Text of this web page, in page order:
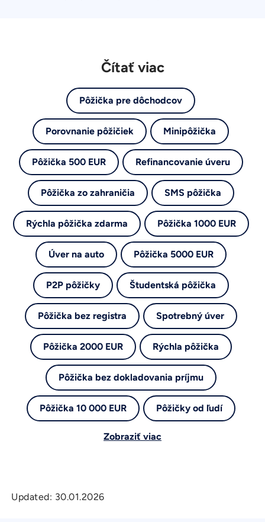
Čítať viac
Pôžička pre dôchodcov
Porovnanie pôžičiek Minipôžička
Pôžička 500 EUR Refinancovanie úveru
Pôžička zo zahraničia SMS pôžička
Rýchla pôžička zdarma Pôžička 1000 EUR
Úver na auto Pôžička 5000 EUR
P2P pôžičky Študentská pôžička
Pôžička bez registra Spotrebný úver
Pôžička 2000 EUR Rýchla pôžička
Pôžička bez dokladovania príjmu
Pôžička 10 000 EUR Pôžičky od ľudí
Zobraziť viac
Updated: 30.01.2026